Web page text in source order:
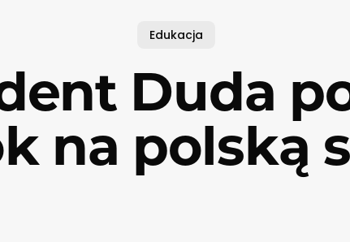
Edukacja
Duda
na polską